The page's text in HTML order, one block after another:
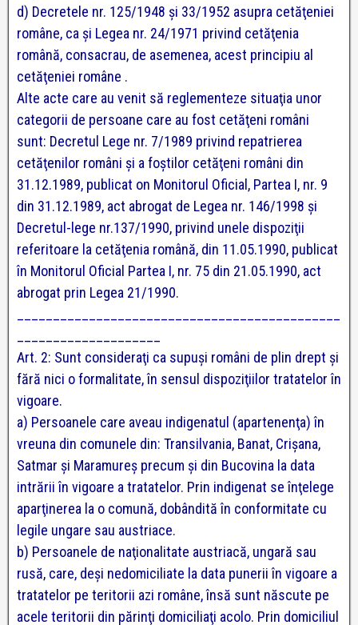
d) Decretele nr. 125/1948 şi 33/1952 asupra cetăţeniei
române, ca şi Legea nr. 24/1971 privind cetăţenia
română, consacrau, de asemenea, acest principiu al
cetăţeniei române .
Alte acte care au venit să reglementeze situaţia unor
categorii de persoane care au fost cetăţeni români
sunt: Decretul Lege nr. 7/1989 privind repatrierea
cetăţenilor români şi a foştilor cetăţeni români din
31.12.1989, publicat оn Monitorul Oficial, Partea I, nr. 9
din 31.12.1989, act abrogat de Legea nr. 146/1998 şi
Decretul-lege nr.137/1990, privind unele dispoziţii
referitoare la cetăţenia română, din 11.05.1990, publicat
în Monitorul Oficial Partea I, nr. 75 din 21.05.1990, act
abrogat prin Legea 21/1990.
_____________________________________________
____________________
Art. 2: Sunt consideraţi ca supuşi români de plin drept şi
fără nici o formalitate, în sensul dispoziţiilor tratatelor în
vigoare.
a) Persoanele care aveau indigenatul (apartenenţa) în
vreuna din comunele din: Transilvania, Banat, Crişana,
Satmar şi Maramureş precum şi din Bucovina la data
intrării în vigoare a tratatelor. Prin indigenat se înţelege
aparţinerea la o comună, dobândită în conformitate cu
legile ungare sau austriace.
b) Persoanele de naţionalitate austriacă, ungară sau
rusă, care, deşi nedomiciliate la data punerii în vigoare a
tratatelor pe teritorii azi române, însă sunt născute pe
acele teritorii din părinţi domiciliaţi acolo. Prin domiciliul